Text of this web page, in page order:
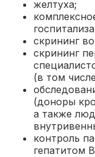
желтуха;
скрининг
скрининг
(в том
(доноры
а также
контроль
гепатитом